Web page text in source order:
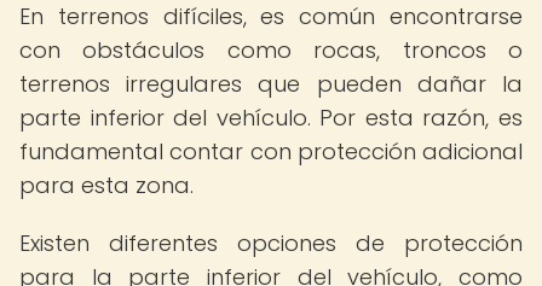
En terrenos difíciles, es común encontrarse
con obstáculos como rocas, troncos o
terrenos irregulares que pueden dañar la
parte inferior del vehículo. Por esta razón, es
fundamental contar con protección adicional
para esta zona.
Existen diferentes opciones de protección
para la parte inferior del vehículo, como